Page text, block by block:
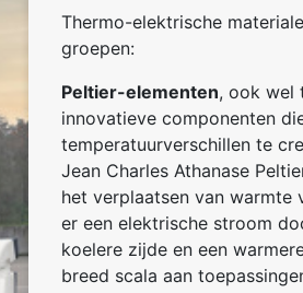
Thermo-elektrische
groepen:
Peltier-elementen, ook wel
innovatieve componenten
temperatuurverschillen te
Jean Charles Athanase
het verplaatsen van warmte
er een elektrische stroom
koelere zijde en een
breed scala aan